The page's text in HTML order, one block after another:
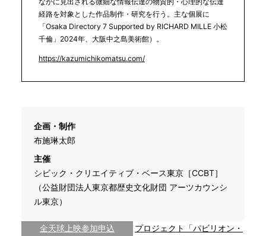
経路を対象とした作品制作・研究を行う。主な個展に
「Osaka Directory 7 Supported by RICHARD MILLE 小松
千倫」2024年、大阪中之島美術館）。
https://kazumichikomatsu.com/
企画・制作
布施琳太郎
主催
シビック・クリエイティブ・ベース東京［CCBT］
（公益財団法人東京都歴史文化財団 アーツカウンシ
ル東京）
全天球上映参加申込
プロジェクト「パビリオン・